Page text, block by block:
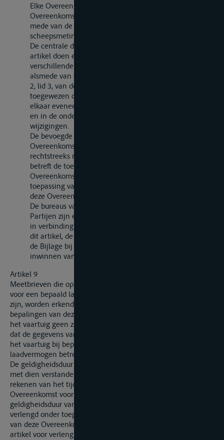
Elke Overeenkomstsluitende Partij deelt de andere
Overeenkomstsluitende Partijen de naam en het adres
mede van de centrale dienst(en), die op het gebied der
scheepsmeting bevoegd is (zijn).
De centrale diensten bedoeld in het eerste lid van dit
artikel doen elkaar een lijst toekomen van de
verschillende bureaus van meting binnen het ressort
alsmede van de overeenkomstig het bepaalde in artikel
2, lid 3, van deze Overeenkomst aan die bureaus
toegewezen onderscheidingsletters of -cijfers; zij geven
elkaar eveneens kennis van de eventueel in deze lijsten
en in de onderscheidingsletters of -cijfers aangebrachte
wijzigingen.
De bevoegde centrale diensten van de
Overeenkomstsluitende Partijen zijn bevoegd
rechtstreeks met elkaar in verbinding te treden wat
betreft de toepassing van artikel 2, lid 2, van deze
Overeenkomst, de toepassing van dit artikel en de
toepassing van de artikelen 10 en 11 van de Bijlage bij
deze Overeenkomst.
De bureaus van meting van de Overeenkomstsluitende
Partijen zijn eveneens bevoegd rechtstreeks met elkaar
in verbinding te treden wat betreft de toepassing van
dit artikel, de toepassing van de artikelen 10 en 11 van
de Bijlage bij deze Overeenkomst, alsmede voor het
inwinnen van dringende inlichtingen.
Artikel 9
Meetbrieven die op het tijdstip waarop deze Overeenkomst
voor een bepaald land in werking treedt, in dat land geldig
zijn, worden erkend als meetbrieven overeenkomstig de
bepalingen van deze Overeenkomst, onder voorbehoud dat
het vaartuig geen zodanige veranderingen heeft ondergaan
dat de gegevens van de meetbrief de waterverplaatsing van
het vaartuig bij bepaalde inzinkingen of het maximale
laadvermogen betreffende niet juist meer zijn.
De geldigheidsduur van deze meetbrieven blijft onveranderd,
met dien verstande dat deze een termijn van tien jaar, te
rekenen van het tijdstip van inwerkingtreding van deze
Overeenkomst voor dat land, niet mag overschrijden. De
geldigheidsduur van deze meetbrieven kan niet worden
verlengd onder toepassing van de bepalingen van artikel 5
van deze Overeenkomst; indien echter aan de in genoemd
artikel voor verlenging gestelde voorwaarden is voldaan, kan